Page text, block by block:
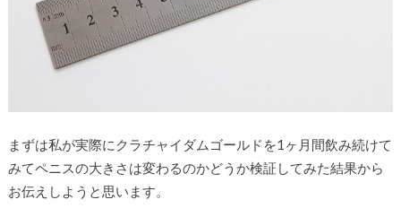
まずは私が実際にクラチャイダムゴールドを1ヶ月間飲み続けて
みてペニスの大きさは変わるのかどうか検証してみた結果から
お伝えしようと思います。